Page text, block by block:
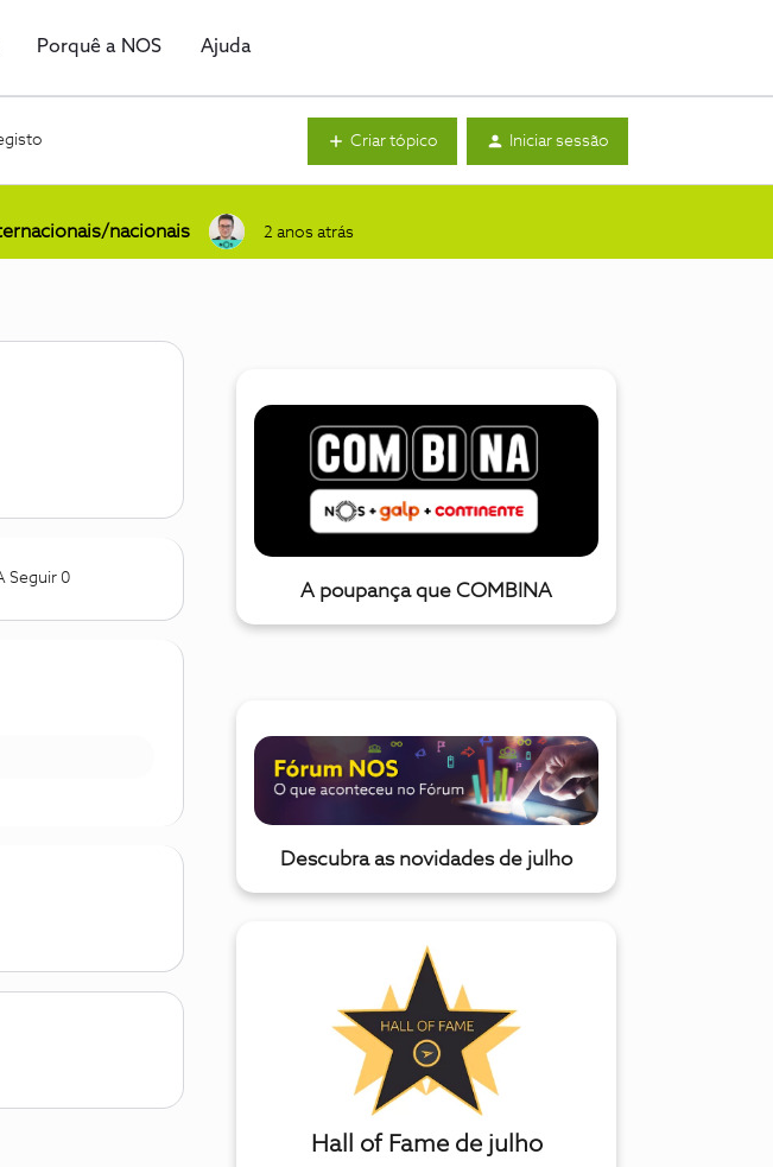
Porquê a NOS Ajuda
Criar tópico Iniciar sessão
nacionais 2 anos atrás
Seguir 0
A poupança que COMBINA
Descubra as novidades de julho
Hall of Fame de julho